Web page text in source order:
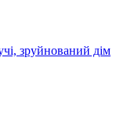
зруйнований дім